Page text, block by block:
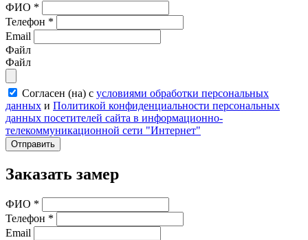
ФИО *
Телефон *
Email
Файл
Файл
Согласен (на) с условиями обработки персональных
данных и Политикой конфиденциальности персональных
данных посетителей сайта в информационно-
телекоммуникационной сети "Интернет"
Отправить
Заказать замер
ФИО *
Телефон *
Email